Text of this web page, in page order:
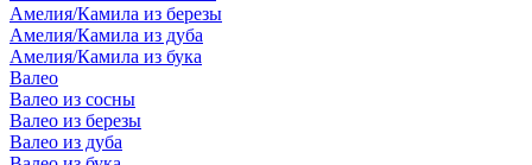
Амелия/Камила из березы
Амелия/Камила из дуба
Амелия/Камила из бука
Валео
Валео из сосны
Валео из березы
Валео из дуба